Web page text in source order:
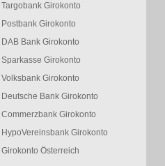
Targobank Girokonto
Postbank Girokonto
DAB Bank Girokonto
Sparkasse Girokonto
Volksbank Girokonto
Deutsche Bank Girokonto
Commerzbank Girokonto
HypoVereinsbank Girokonto
Girokonto Österreich